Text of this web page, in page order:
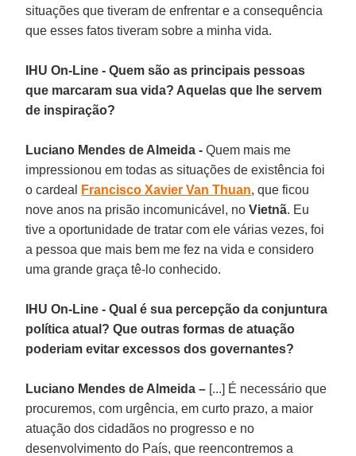
situações que tiveram de enfrentar e a consequência
que esses fatos tiveram sobre a minha vida.
IHU On-Line - Quem são as principais pessoas
que marcaram sua vida? Aquelas que lhe servem
de inspiração?
Luciano Mendes de Almeida - Quem mais me
impressionou em todas as situações de existência foi
o cardeal
Francisco Xavier Van Thuan, que ficou
nove anos na prisão incomunicável, noVietnã. Eu
tive a oportunidade de tratar com ele várias vezes, foi
a pessoa que mais bem me fez na vida e considero
uma grande graça tê-lo conhecido.
IHU On-Line - Qual é sua percepção da conjuntura
política atual? Que outras formas de atuação
poderiam evitar excessos dos governantes?
Luciano Mendes de Almeida – [...] É necessário que
procuremos, com urgência, em curto prazo, a maior
atuação dos cidadãos no progresso e no
desenvolvimento do País, que reencontremos a